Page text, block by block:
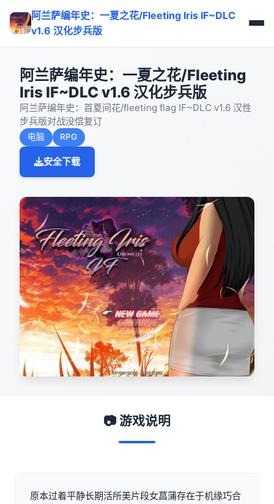
阿兰萨编年史：一夏之花/Fleeting Iris IF~DLC
v1.6 汉化步兵版
阿兰萨编年史：一夏之花/Fleeting
Iris IF~DLC v1.6 汉化步兵版
阿兰萨编年史：首夏间花/fleeting flag IF~DLC v1.6 汉性
步兵版对战没偿复订
电脑 RPG
安全下载
📷 游戏说明
原本过着平静长期活所美片段女菖蒲存在于机缘巧合